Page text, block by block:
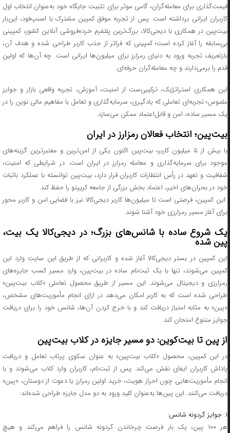
قیمت‌‌گذاری برای معامله‌گران، گامی موثر برای تثبیت جایگاه خود به‌عنوان انتخاب اول
کاربران ایرانی برداشته است. پس از تجربه موفق کمپین مشترک با اسنپ‌فود، این‌بار
بیت‌پین در همکاری با دیجیکالا، بزرگ‌ترین پلتفرم خرده‌فروشی آنلاین کشور، کمپینی
بی‌سابقه را آغاز کرده است؛ کمپینی که فراتر از جذب کاربر طراحی شده و هدف آن،
بازتعریف تجربه ورود به دنیای رمزارز برای میلیون‌ها ایرانی است. چه آن‌ها که اولین
قدم را برمی‌دارند و چه معامله‌گران حرفه‌ای.
این همکاری استراتژیک، ترکیبی‌ست از امنیت، آموزش، تجربه واقعی بازار و جوایز
ملموس؛ تجربه‌ای تعاملی که یادگیری، سرمایه‌گذاری و تعامل با مفاهیم مالی نوین را در
یک مسیر ساده، امن و قابل‌اعتماد ممکن می‌سازد.
بیت‌پین؛ انتخاب فعالان رمزارز در ایران
با بیش از ۵ میلیون کاربر، بیت‌پین اکنون یکی از امن‌ترین و معتبرترین گزینه‌های
موجود برای سرمایه‌گذاری و معامله رمزارز در ایران است. در شرایطی که امنیت،
شفافیت و تعهد در رأس انتظارات کاربران قرار دارد، بیت‌پین توانسته با عملکرد باثبات
خود در بحران‌های اخیر، اعتماد بخش بزرگی از جامعه کریپتو را حفظ کند.
این کمپین، فرصتی است تا میلیون‌ها کاربر دیجی‌کالا نیز با فضایی امن و کاربر محور
برای آغاز مسیر رمزارزی خود آشنا شوند.
یک شروع ساده با شانس‌های بزرگ؛ در دیجی‌کالا یک بیت،
پین شده
این کمپین در بستر دیجی‌کالا آغاز شده و کاربرانی که از طریق این سایت وارد این
کمپین می‌شوند، تنها با یک ثبت‌نام ساده در بیت‌پین، وارد مسیر کسب جایزه‌های
رمزارزی و دیجیتال می‌شوند. این مسیر از طریق محصول تعاملی «کلاب بیت‌پین»
طراحی شده است که به کاربر امکان می‌دهد در ازای انجام مأموریت‌های مشخص،
«پین» به مثابه امتیاز دریافت کند و با خرج کردن آن‌ها، شانس خود را برای دریافت
جوایز متنوع امتحان کند.
از پین تا بیت‌کوین: دو مسیر جایزه در کلاب بیت‌پین
در این کمپین، محصول «کلاب بیت‌پین» به عنوان سکوی پرتاب تعامل و دریافت
پاداش کاربران ایفای نقش می‌کند. پس از ثبت‌نام، کاربران وارد کلاب می‌شوند و با
انجام مأموریت‌هایی چون احراز هویت، خرید اولین رمزارز یا دعوت از دوستان، «پین»
دریافت می‌کنند. این پین‌ها به‌عنوان کلید ورود به دو مدل جایزه طراحی شده‌اند:
هر ۱۰۰ پین، یک بار فرصت چرخاندن گردونه شانس را فراهم می‌کند و هیچ